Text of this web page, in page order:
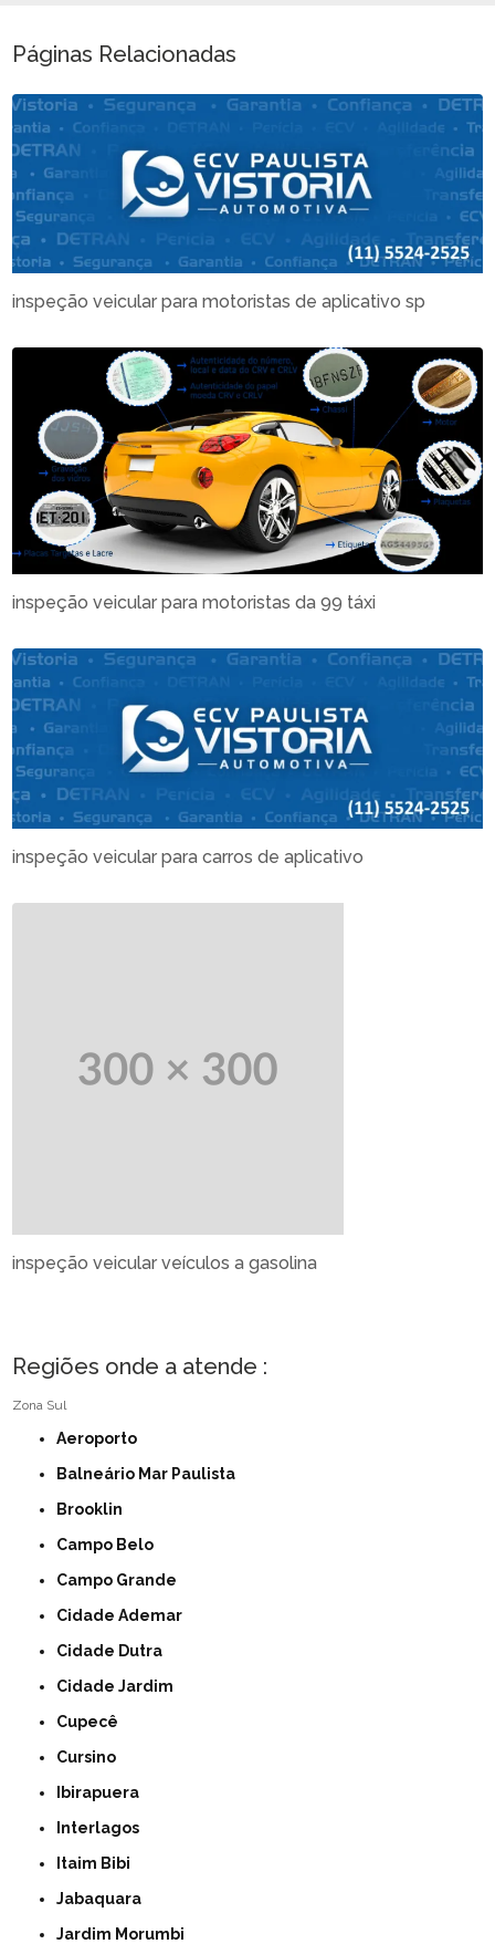
Páginas Relacionadas
inspeção veicular para motoristas de aplicativo sp
inspeção veicular para motoristas da 99 táxi
inspeção veicular para carros de aplicativo
inspeção veicular veículos a gasolina
Regiões onde a atende :
Zona Sul
Aeroporto
Balneário Mar Paulista
Brooklin
Campo Belo
Campo Grande
Cidade Ademar
Cidade Dutra
Cidade Jardim
Cupecê
Cursino
Ibirapuera
Interlagos
Itaim Bibi
Jabaquara
Jardim Morumbi